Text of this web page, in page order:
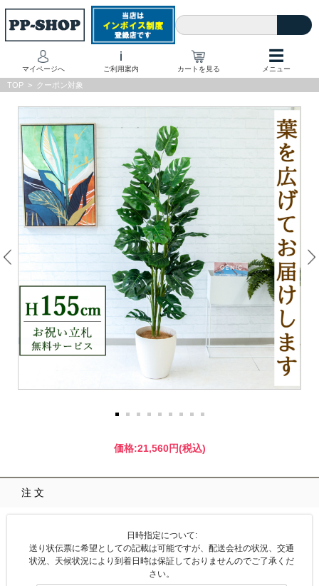
マイページへ
i
ご利用案内 カートを見る
☰
メニュー
TOP > クーポン対象
価格:21,560円(税込)
注文
日時指定について:
送り状伝票に希望としての記載は可能ですが、配送会社の状況、交通
状況、天候状況により到着日時は保証しておりませんのでご了承くだ
さい。